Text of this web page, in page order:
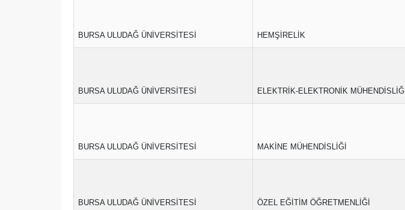
BURSA ULUDAĞ ÜNİVERSİTESİ HEMŞİRELİK
BURSA ULUDAĞ ÜNİVERSİTESİ ELEKTRİK-ELEKTRONİK MÜHENDİSLİĞİ
BURSA ULUDAĞ ÜNİVERSİTESİ MAKİNE MÜHENDİSLİĞİ
BURSA ULUDAĞ ÜNİVERSİTESİ ÖZEL EĞİTİM ÖĞRETMENLİĞİ